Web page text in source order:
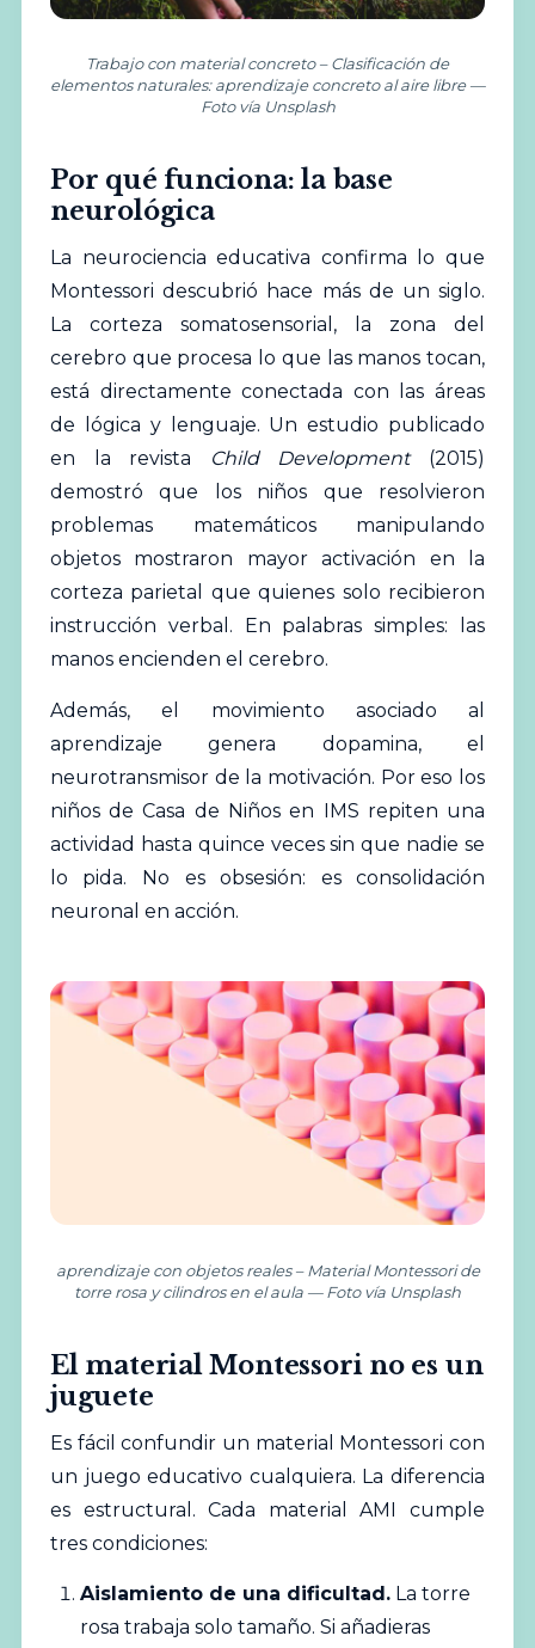
Trabajo con material concreto – Clasificación de
elementos naturales: aprendizaje concreto al aire libre —
Foto vía Unsplash
Por qué funciona: la base
neurológica
La neurociencia educativa confirma lo que
Montessori descubrió hace más de un siglo.
La corteza somatosensorial, la zona del
cerebro que procesa lo que las manos tocan,
está directamente conectada con las áreas
de lógica y lenguaje. Un estudio publicado
en la revista
Child Development(2015)
demostró que los niños que resolvieron
problemas matemáticos manipulando
objetos mostraron mayor activación en la
corteza parietal que quienes solo recibieron
instrucción verbal. En palabras simples: las
manos encienden el cerebro.
Además, el movimiento asociado al
aprendizaje genera dopamina, el
neurotransmisor de la motivación. Por eso los
niños de Casa de Niños en IMS repiten una
actividad hasta quince veces sin que nadie se
lo pida. No es obsesión: es consolidación
neuronal en acción.
aprendizaje con objetos reales – Material Montessori de
torre rosa y cilindros en el aula — Foto vía Unsplash
El material Montessori no es un
juguete
Es fácil confundir un material Montessori con
un juego educativo cualquiera. La diferencia
es estructural. Cada material AMI cumple
tres condiciones:
Aislamiento de una dificultad. La torre
rosa trabaja solo tamaño. Si añadieras